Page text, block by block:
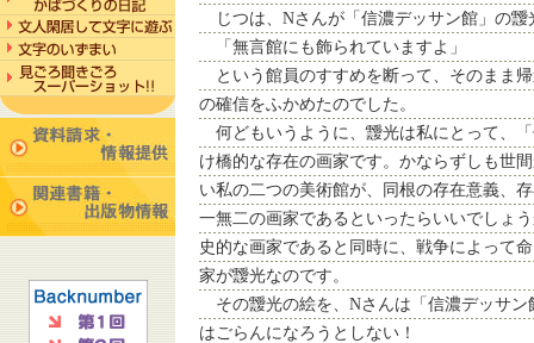
じつは、Nさんが「信濃デッサン館」の靉
「無言館にも飾られていますよ」
という館員のすすめを断って、そのまま
の確信をふかめたのでした。
何どもいうように、靉光は私にとって、
け橋的な存在の画家です。かならずしも世
い私の二つの美術館が、同根の存在意義、
一無二の画家であるといったらいいでしょ
史的な画家であると同時に、戦争によって
家が靉光なのです。
その靉光の絵を、Nさんは「信濃デッサ
はごらんになろうとしない！